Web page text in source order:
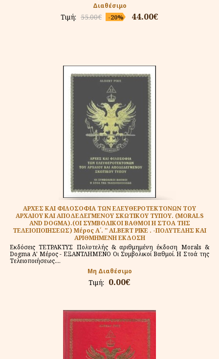
Διαθέσιμο
Τιμή: 55.00€ -20% 44.00€
ΑΡΧΕΣ ΚΑΙ ΦΙΛΟΣΟΦΙΑ ΤΩΝ ΕΛΕΥΘΕΡΟΤΕΚΤΟΝΩΝ ΤΟΥ
ΑΡΧΑΙΟΥ ΚΑΙ ΑΠΟΔΕΔΕΓΜΕΝΟΥ ΣΚΩΤΙΚΟΥ ΤΥΠΟΥ. (MORALS
AND DOGMA).(ΟΙ ΣΥΜΒΟΛΙΚΟΙ ΒΑΘΜΟΙ Η ΣΤΟΑ ΤΗΣ
ΤΕΛΕΙΟΠΟΙΗΣΕΩΣ) Μέρος Α΄. '' ALBERT PIKE . -ΠΟΛΥΤΕΛΗΣ ΚΑΙ
ΑΡΙΘΜΗΜΕΝΗ ΕΚΔΟΣΗ
Εκδόσεις ΤΕΤΡΑΚΤΥΣ Πολυτελής & αριθμημένη έκδοση Morals &
Dogma Α' Μέρος - ΕΞΑΝΤΛΗΜΕΝΟ Οι Συμβολικοί Βαθμοί. Η Στοά της
Τελειοποιήσεως....
Μη Διαθέσιμο
Τιμή: 0.00€